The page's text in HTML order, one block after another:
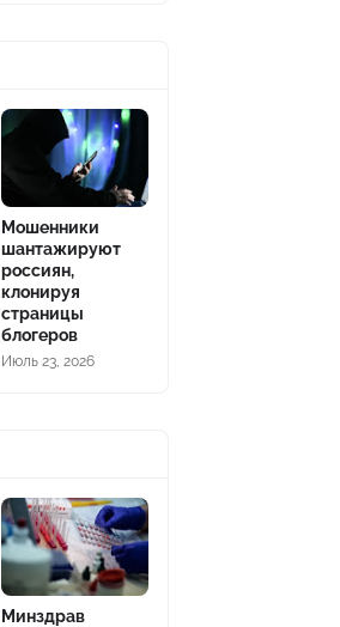
Мошенники
шантажируют
россиян,
клонируя
страницы
блогеров
Июль 23, 2026
Минздрав